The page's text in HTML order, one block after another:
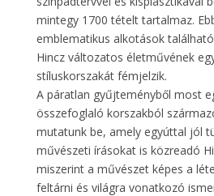
mintegy 1700 tételt tartalmaz.
emblematikus alkotások
Hincz változatos életművének
stíluskorszakát fémjelzik.
A páratlan gyűjteményből most
összefoglaló korszakból
mutatunk be, amely egyúttal jól
művészeti írásokat is közreadó
miszerint a művészet képes a
feltárni és világra vonatkozó